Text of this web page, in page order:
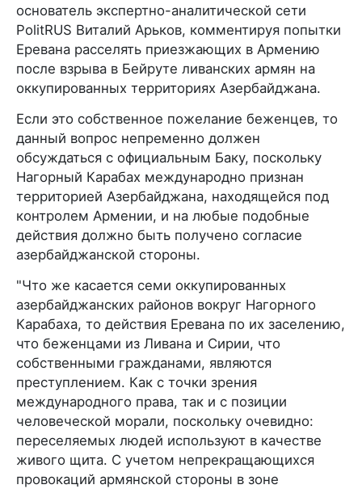
основатель экспертно-аналитической сети
PolitRUS Виталий Арьков, комментируя попытки
Еревана расселять приезжающих в Армению
после взрыва в Бейруте ливанских армян на
оккупированных территориях Азербайджана.
Если это собственное пожелание беженцев, то
данный вопрос непременно должен
обсуждаться с официальным Баку, поскольку
Нагорный Карабах международно признан
территорией Азербайджана, находящейся под
контролем Армении, и на любые подобные
действия должно быть получено согласие
азербайджанской стороны.
"Что же касается семи оккупированных
азербайджанских районов вокруг Нагорного
Карабаха, то действия Еревана по их заселению,
что беженцами из Ливана и Сирии, что
собственными гражданами, являются
преступлением. Как с точки зрения
международного права, так и с позиции
человеческой морали, поскольку очевидно:
переселяемых людей используют в качестве
живого щита. С учетом непрекращающихся
провокаций армянской стороны в зоне